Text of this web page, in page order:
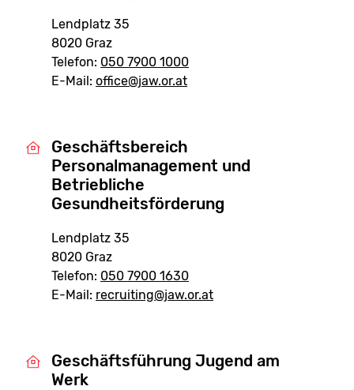
Lendplatz 35
8020 Graz
Telefon: 050 7900 1000
E-Mail: office@jaw.or.at
Geschäftsbereich
Personalmanagement und
Betriebliche
Gesundheitsförderung
Lendplatz 35
8020 Graz
Telefon: 050 7900 1630
E-Mail: recruiting@jaw.or.at
Geschäftsführung Jugend am
Werk